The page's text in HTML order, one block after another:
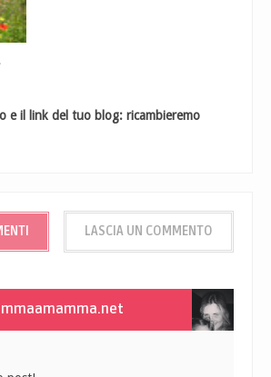
e il link del tuo blog: ricambieremo
LASCIA UN COMMENTO